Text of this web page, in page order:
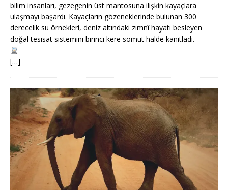
bilim insanları, gezegenin üst mantosuna ilişkin kayaçlara
ulaşmayı başardı. Kayaçların gözeneklerinde bulunan 300
derecelik su örnekleri, deniz altındaki zımnî hayatı besleyen
doğal tesisat sistemini birinci kere somut halde kanıtladı.
[…]